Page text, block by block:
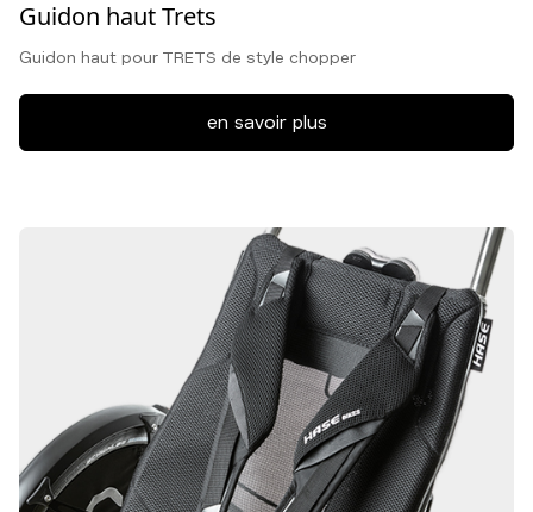
Guidon haut Trets
Guidon haut pour TRETS de style chopper
en savoir plus